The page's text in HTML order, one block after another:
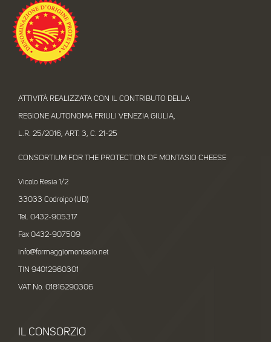
ATTIVITÀ REALIZZATA CON IL CONTRIBUTO DELLA
REGIONE AUTONOMA FRIULI VENEZIA GIULIA,
L.R. 25/2016, ART. 3, C. 21-25
CONSORTIUM FOR THE PROTECTION OF MONTASIO CHEESE
Vicolo Resia 1/2
33033 Codroipo (UD)
Tel. 0432-905317
Fax 0432-907509
info@formaggiomontasio.net
TIN 94012960301
VAT No. 01816290306
IL CONSORZIO